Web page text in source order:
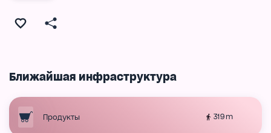
Ближайшая инфраструктура
Продукты 319 m